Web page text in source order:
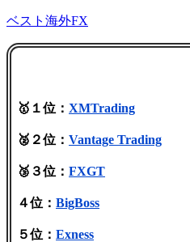
ベスト海外FX
🥇１位： XMTrading
🥈２位： Vantage Trading
🥉３位： FXGT
４位： BigBoss
５位： Exness